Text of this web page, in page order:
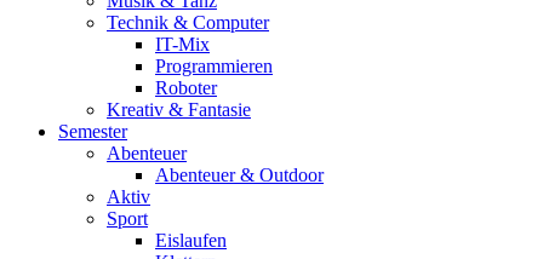
Technik & Computer
IT-Mix
Programmieren
Roboter
Kreativ & Fantasie
Semester
Abenteuer
Abenteuer & Outdoor
Aktiv
Sport
Eislaufen